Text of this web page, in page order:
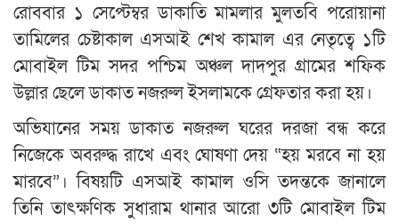
রোববার ১ সেপ্টেম্বর ডাকাতি মামলার মুলতবি পরোয়ানা
তামিলের চেষ্টাকাল এসআই শেখ কামাল এর নেতৃত্বে ১টি
মোবাইল টিম সদর পশ্চিম অঞ্চল দাদপুর গ্রামের শফিক
উল্লার ছেলে ডাকাত নজরুল ইসলামকে গ্রেফতার করা হয়।
অভিযানের সময় ডাকাত নজরুল ঘরের দরজা বন্ধ করে
নিজেকে অবরুদ্ধ রাখে এবং ঘোষণা দেয় “হয় মরবে না হয়
মারবে”। বিষয়টি এসআই কামাল ওসি তদন্তকে জানালে
তিনি তাৎক্ষণিক সুধারাম থানার আরো ৩টি মোবাইল টিম